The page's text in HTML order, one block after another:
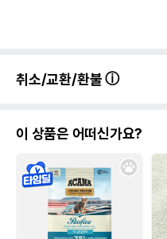
취소/교환/환불
이 상품은 어떠신가요?